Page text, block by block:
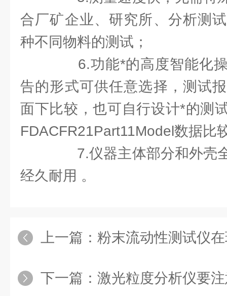
合厂矿企业、研究所、分析测
种不同物料的测试；
6.功能*的高度智能化操
告的形式可供任意选择，测试
面下比较，也可自行设计*的测
FDACFR21Part11Model数据比
7.仪器主体部分和外壳
经久耐用 。
上一篇： 粉末流动性测试仪在
下一篇： 激光粒度分析仪要